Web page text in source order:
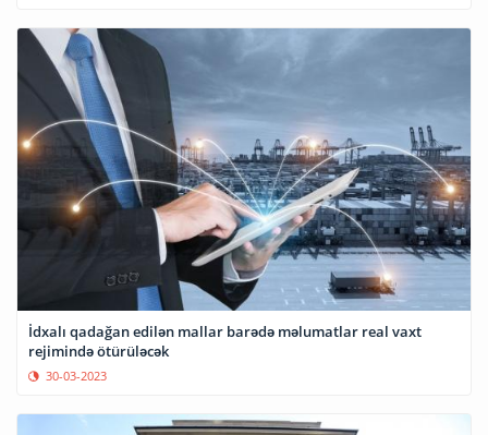
İdxalı qadağan edilən mallar barədə məlumatlar real vaxt
rejimində ötürüləcək
30-03-2023